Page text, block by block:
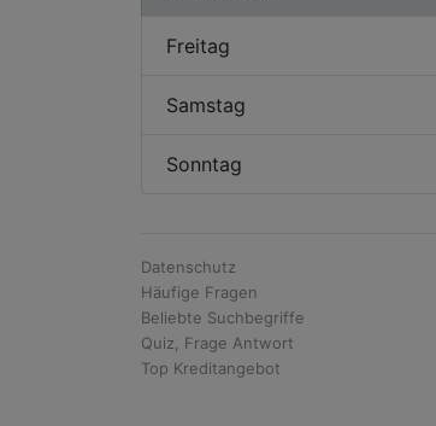
Freitag
Samstag
Sonntag
Datenschutz
Häufige Fragen
Beliebte Suchbegriffe
Quiz, Frage Antwort
Top Kreditangebot